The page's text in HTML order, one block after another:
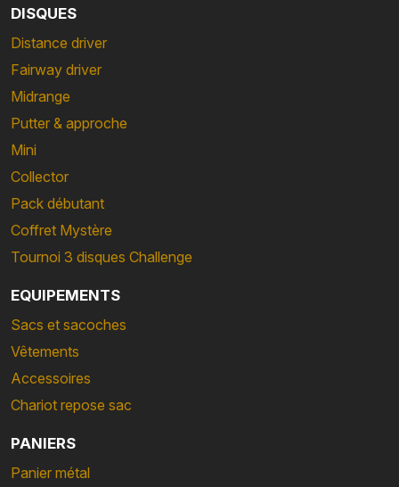
DISQUES
Distance driver
Fairway driver
Midrange
Putter & approche
Mini
Collector
Pack débutant
Coffret Mystère
Tournoi 3 disques Challenge
EQUIPEMENTS
Sacs et sacoches
Vêtements
Accessoires
Chariot repose sac
PANIERS
Panier métal